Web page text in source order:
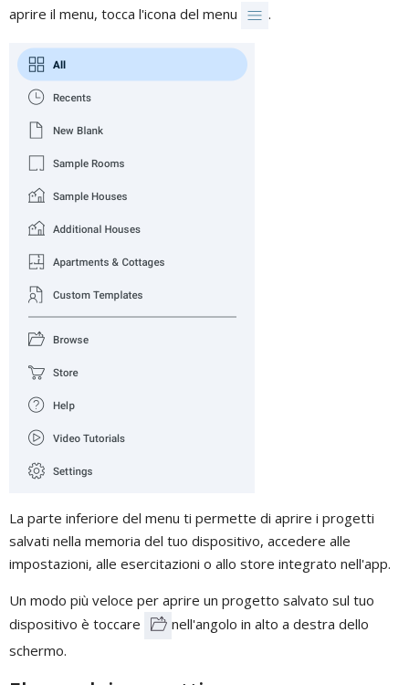
aprire il menu, tocca l'icona del menu
.
La parte inferiore del menu ti permette di aprire i progetti
salvati nella memoria del tuo dispositivo, accedere alle
impostazioni, alle esercitazioni o allo store integrato nell'app.
Un modo più veloce per aprire un progetto salvato sul tuo
dispositivo è toccare
nell'angolo in alto a destra dello
schermo.